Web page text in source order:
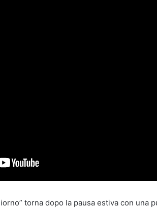
torna dopo la pausa estiva con una